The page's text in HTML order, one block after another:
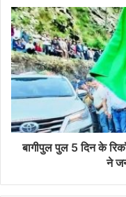
बागीपुल पुल 5 दिन के
ने